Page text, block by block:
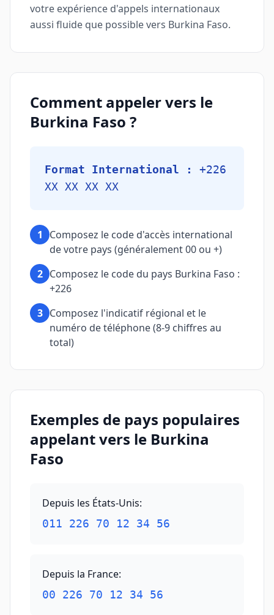
votre expérience d'appels internationaux
aussi fluide que possible vers Burkina Faso.
Comment appeler vers le
Burkina Faso ?
Format International :
+226
XX XX XX XX
1
Composez le code d'accès international
de votre pays (généralement 00 ou +)
2 Composez le code du pays Burkina Faso :
+226
3 Composez l'indicatif régional et le
numéro de téléphone (8-9 chiffres au
total)
Exemples de pays populaires
appelant vers le Burkina
Faso
Depuis les États-Unis:
011 226 70 12 34 56
Depuis la France:
00 226 70 12 34 56